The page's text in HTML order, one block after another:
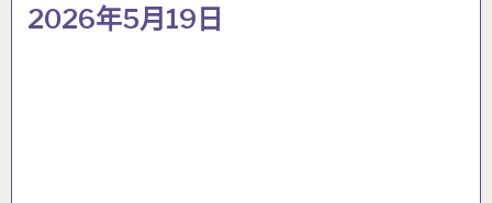
2026年5月19日